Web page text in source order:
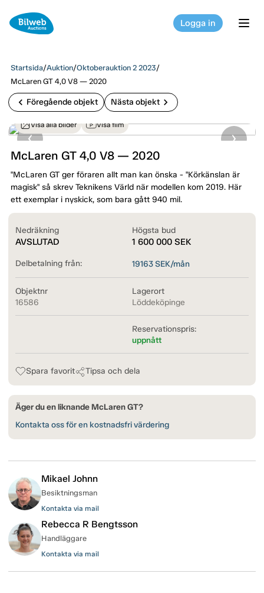
Logga in
Startsida/Auktion/Oktoberauktion 2 2023/
McLaren GT 4,0 V8 — 2020
chevron_left Föregående objekt Nästa objekt chevron_right
Visa alla bilder Visa film
McLaren GT 4,0 V8 — 2020
"McLaren GT ger föraren allt man kan önska - "Körkänslan är
magisk" så skrev Teknikens Värld när modellen kom 2019. Här
ett exemplar i nyskick, som bara gått 940 mil.
Nedräkning
AVSLUTAD
Högsta bud
1 600 000 SEK
Delbetalning från: 19163SEK/mån
Objektnr
16586
Lagerort
Löddeköpinge
Reservationspris:
uppnått
Spara favorit Tipsa och dela
Äger du en liknande McLaren GT?
Kontakta oss för en kostnadsfri värdering
Mikael Johnn
Besiktningsman
Kontakta via mail
Rebecca R Bengtsson
Handläggare
Kontakta via mail